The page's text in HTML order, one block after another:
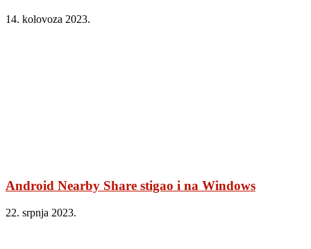
14. kolovoza 2023.
Android Nearby Share stigao i na Windows
22. srpnja 2023.